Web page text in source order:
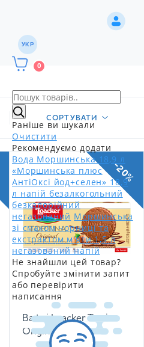
УКР
0
Раніше ви шукали
Очистити
Рекомендуємо додати
Вода Моршинська 18,9 л
«Моршинська плюс
АнтіОксі йод+селен» 18,9
л напій безалкогольний
безкалорійний
негазований Моршинська
зі смаком чорниці та
екстрактом м'яти 1,5 л
негазований напій
Не знайшли цей товар?
Спробуйте змінити запит
або перевірити
написання
СОРТУВАТИ
Вафлі Loacker Tortina
Original 126 г
-20%